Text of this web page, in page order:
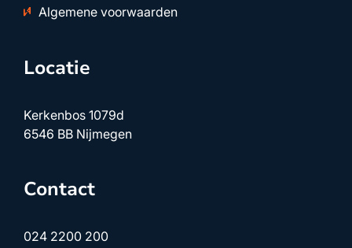
Algemene voorwaarden
Locatie
Kerkenbos 1079d
6546 BB Nijmegen
Contact
024 2200 200